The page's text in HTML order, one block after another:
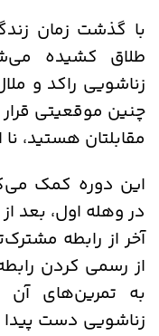
با گذشت زمان
طلاق کشیده
زناشویی راکد و
چنین موقعیتی
مقابلتان هستید،
این دوره کمک
در وهله اول، بعد
آخر از رابطه
از رسمی کردن
به تمرین‌های
زناشویی دست